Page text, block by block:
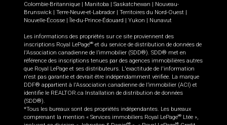
Colombie-Britannique | Manitoba | Saskatchewan | Nouveau-
Brunswick | Terre-Neuve-et-Labrador | Territoires du Nord-Ouest |
Nouvelle-Écosse | Île-du-Prince-Édouard | Yukon | Nunavut
Les informations des propriétés sur ce site proviennent des
inscriptions Royal LePageMD et du service de distribution de données de
l'Association canadienne de l’immobilier (SDD®). SDD® met en
référence des inscriptions tenues par des agences immobilières autres
que Royal LePage et ses distributeurs. L'exactitude de l'information
n'est pas garantie et devrait être indépendamment vérifiée. La marque
DDF® appartient à l'Association canadienne de l’immobilier (ACI) et
identifie le REALTOR.ca Installation de distribution de données
(SDD®).
*Tous les bureaux sont des propriétés indépendantes. Les bureaux
comprenant la mention « Services immobiliers Royal LePageMD
Ltée »,
MD MD